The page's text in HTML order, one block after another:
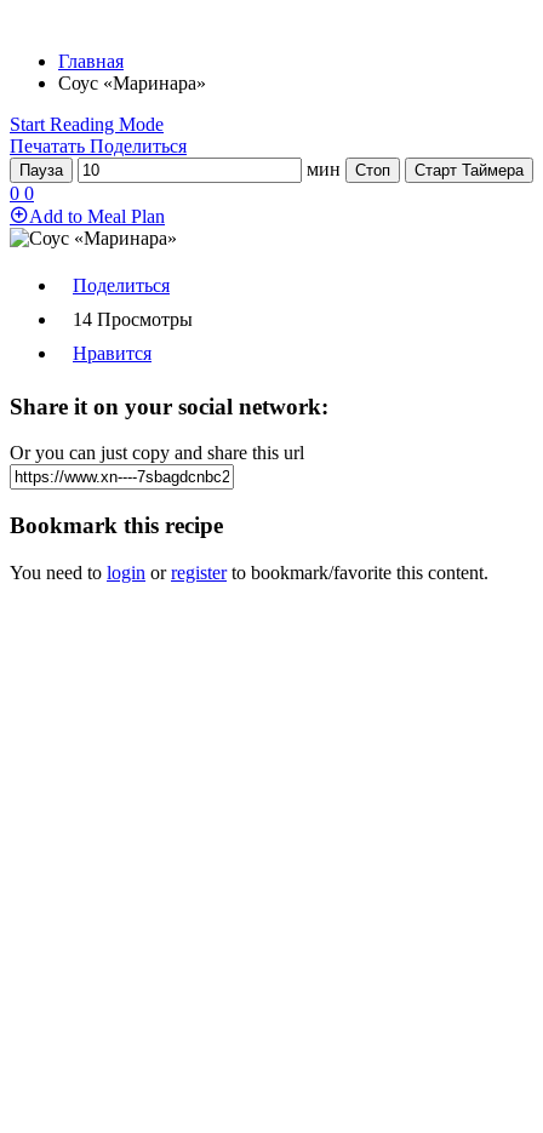
Главная
Соус «Маринара»
Start Reading Mode
Печатать Поделиться
Пауза мин Стоп Старт Таймера
0 0
Add to Meal Plan
Поделиться
14 Просмотры
Нравится
Share it on your social network:
Or you can just copy and share this url
Bookmark this recipe
You need to login orregisterto bookmark/favorite this content.